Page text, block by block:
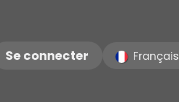
nous Notre Société
Se connecter Français